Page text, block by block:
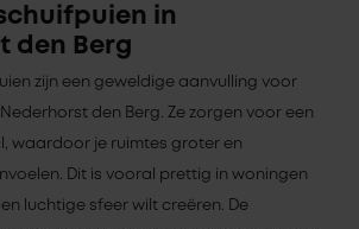
in
den Berg
zijn een geweldige aanvulling voor
den Berg. Ze zorgen voor een
waardoor je ruimtes groter en
Dit is vooral prettig in woningen
luchtige sfeer wilt creëren. De